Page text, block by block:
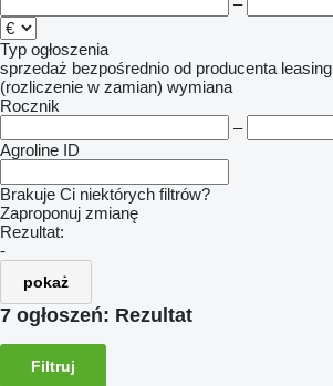
–
Typ ogłoszenia
sprzedaż bezpośrednio od producenta leasing
(rozliczenie w zamian) wymiana
Rocznik
–
Agroline ID
Brakuje Ci niektórych filtrów?
Zaproponuj zmianę
Rezultat:
-
pokaż
7 ogłoszeń: Rezultat
Filtruj